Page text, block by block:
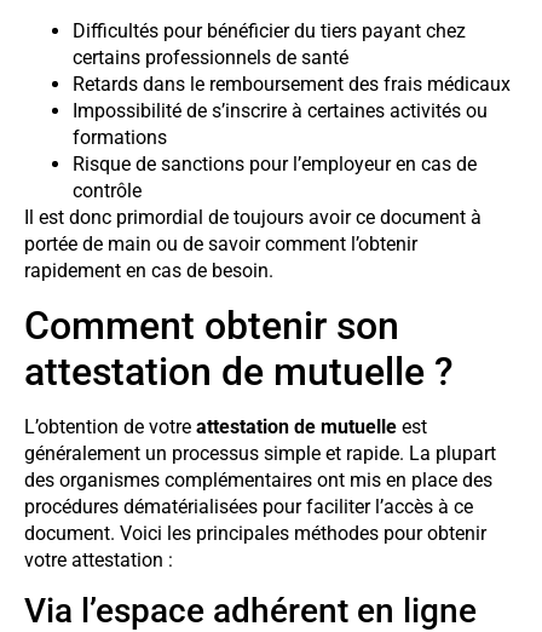
Difficultés pour bénéficier du tiers payant chez
certains professionnels de santé
Retards dans le remboursement des frais médicaux
Impossibilité de s’inscrire à certaines activités ou
formations
Risque de sanctions pour l’employeur en cas de
contrôle
Il est donc primordial de toujours avoir ce document à
portée de main ou de savoir comment l’obtenir
rapidement en cas de besoin.
Comment obtenir son
attestation de mutuelle ?
L’obtention de votre attestation de mutuelle est
généralement un processus simple et rapide. La plupart
des organismes complémentaires ont mis en place des
procédures dématérialisées pour faciliter l’accès à ce
document. Voici les principales méthodes pour obtenir
votre attestation :
Via l’espace adhérent en ligne